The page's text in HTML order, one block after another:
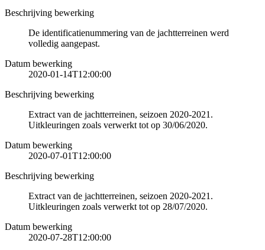
Beschrijving bewerking
De identificatienummering van de jachtterreinen werd
volledig aangepast.
Datum bewerking
2020-01-14T12:00:00
Beschrijving bewerking
Extract van de jachtterreinen, seizoen 2020-2021.
Uitkleuringen zoals verwerkt tot op 30/06/2020.
Datum bewerking
2020-07-01T12:00:00
Beschrijving bewerking
Extract van de jachtterreinen, seizoen 2020-2021.
Uitkleuringen zoals verwerkt tot op 28/07/2020.
Datum bewerking
2020-07-28T12:00:00